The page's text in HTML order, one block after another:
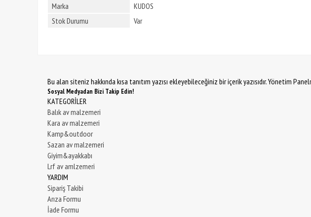
Marka
KUDOS
Stok Durumu
Var
Bu alan siteniz hakkında kısa tanıtım yazısı ekleyebileceğiniz bir içerik yazısıdır. Yönetim
Sosyal Medyadan Bizi Takip Edin!
KATEGORİLER
Balık av malzemeri
Kara av malzemeri
Kamp&outdoor
Sazan av malzemeri
Giyim&ayakkabı
Lrf av amlzemeri
YARDIM
Sipariş Takibi
Arıza Formu
İade Formu